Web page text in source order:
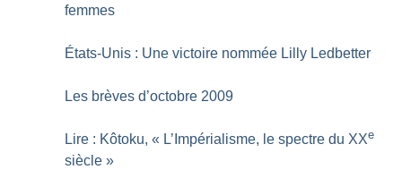
femmes
États-Unis : Une victoire nommée Lilly Ledbetter
Les brèves d’octobre 2009
Lire : Kôtoku, « L’Impérialisme, le spectre du XXe
siècle »